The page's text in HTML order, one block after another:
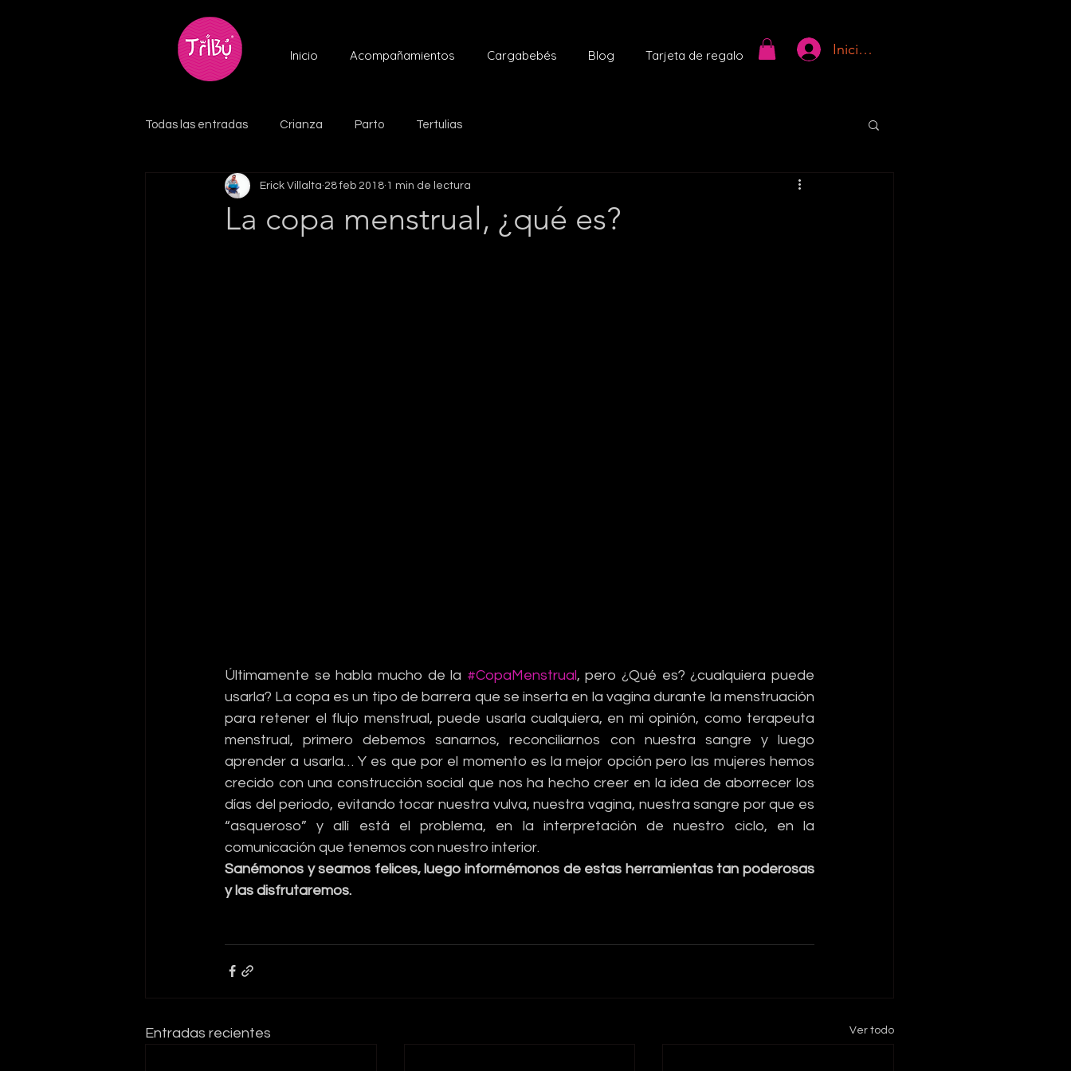
Inicio Acompañamientos Cargabebés Blog Tarjeta de regalo Iniciar sesión
Todas las entradas Crianza Parto Tertulias
La copa menstrual, ¿qué es?
Erick Villalta 28 feb 2018 1 min de lectura
Últimamente se habla mucho de la #CopaMenstrual, pero ¿Qué es? ¿cualquiera puede
usarla? La copa es un tipo de barrera que se inserta en la vagina durante la menstruación
para retener el flujo menstrual, puede usarla cualquiera, en mi opinión, como terapeuta
menstrual, primero debemos sanarnos, reconciliarnos con nuestra sangre y luego
aprender a usarla… Y es que por el momento es la mejor opción pero las mujeres hemos
crecido con una construcción social que nos ha hecho creer en la idea de aborrecer los
días del periodo, evitando tocar nuestra vulva, nuestra vagina, nuestra sangre por que es
“asqueroso” y allí está el problema, en la interpretación de nuestro ciclo, en la
comunicación que tenemos con nuestro interior.
Sanémonos y seamos felices, luego informémonos de estas herramientas tan poderosas
y las disfrutaremos.
Entradas recientes Ver todo